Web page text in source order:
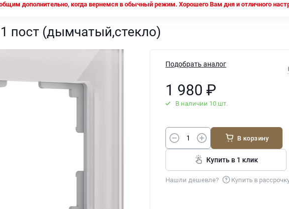
дополнительно, когда вернемся в обычный режим. Хорошего Вам дня и отличного
Werkel на 1 пост (дымчатый,стекло)
пост (дымчатый,стекло)
Подобрать аналог
1 980₽
В наличии 10 шт.
В корзину
Купить в 1 клик
Нашли дешевле? Купить в